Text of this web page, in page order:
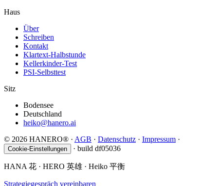
Haus
Über
Schreiben
Kontakt
Klartext-Halbstunde
Kellerkinder-Test
PSI-Selbsttest
Sitz
Bodensee
Deutschland
heiko@hanero.ai
© 2026 HANERO® · AGB · Datenschutz · Impressum ·
Cookie-Einstellungen · build df05036
HANA 花 · HERO 英雄 · Heiko 平衡
Strategiegespräch vereinbaren